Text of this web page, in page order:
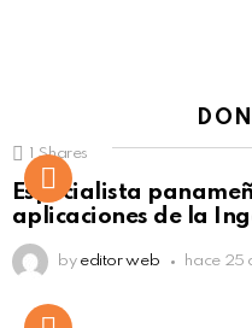
Click to
Shares
Especialista
aplicaciones de la
by editor web hace 25